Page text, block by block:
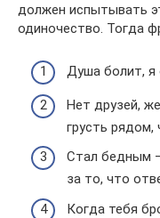
должен испытывать
одиночество. Тогда
Душа болит, я
Нет друзей,
грусть рядом,
Стал бедным
за то, что
Когда тебя